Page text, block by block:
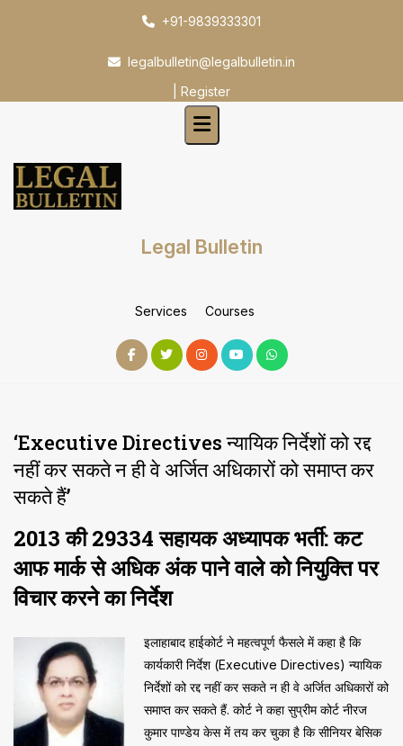
+91-9839333301
legalbulletin@legalbulletin.in
Register
Legal Bulletin
Services Courses
‘Executive Directives न्यायिक निर्देशों को रद्द
नहीं कर सकते न ही वे अर्जित अधिकारों को समाप्त कर
सकते हैं’
2013 की 29334 सहायक अध्यापक भर्ती: कट
आफ मार्क से अधिक अंक पाने वाले को नियुक्ति पर
विचार करने का निर्देश
इलाहाबाद हाईकोर्ट ने महत्वपूर्ण फैसले में कहा है कि
कार्यकारी निर्देश (Executive Directives) न्यायिक
निर्देशों को रद्द नहीं कर सकते न ही वे अर्जित अधिकारों को
समाप्त कर सकते हैं. कोर्ट ने कहा सुप्रीम कोर्ट नीरज
कुमार पाण्डेय केस में तय कर चुका है कि सीनियर बेसिक